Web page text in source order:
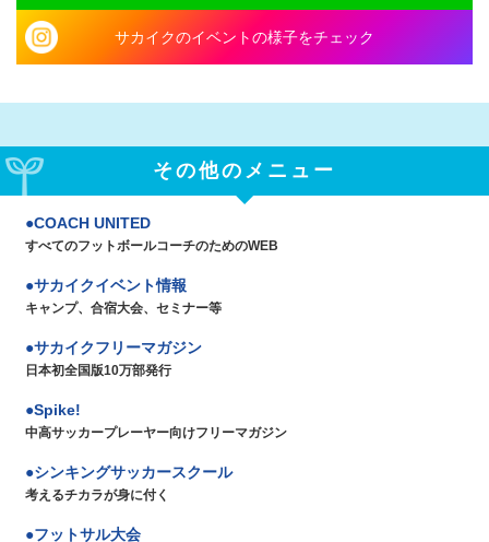
サカイクのイベントの様子をチェック
その他のメニュー
COACH UNITED
すべてのフットボールコーチのためのWEB
サカイクイベント情報
キャンプ、合宿大会、セミナー等
サカイクフリーマガジン
日本初全国版10万部発行
Spike!
中高サッカープレーヤー向けフリーマガジン
シンキングサッカースクール
考えるチカラが身に付く
フットサル大会